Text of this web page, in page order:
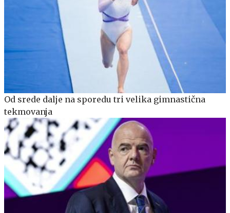
Od srede dalje na sporedu tri velika gimnastična
tekmovanja